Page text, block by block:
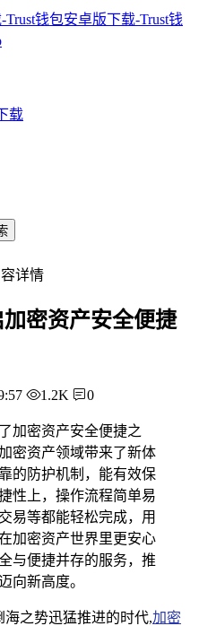
载
详情
密资产安全便捷
1.2K 0
加密资产安全便捷之
密资产领域带来了新体
的防护机制，能有效保
性上，操作流程简单易
易等都能轻松完成，用
加密资产世界里更安心
与便捷并存的服务，推
向新高度。
之势迅猛推进的时代,加密